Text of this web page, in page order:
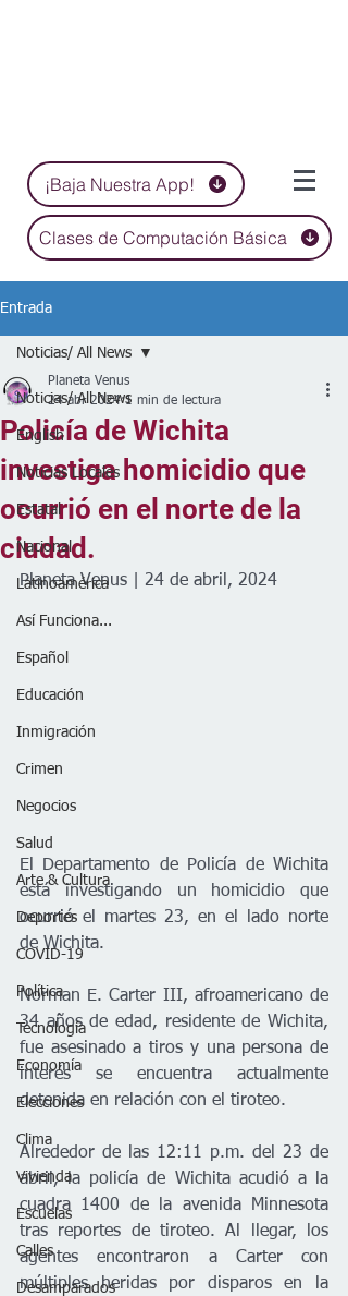
¡Baja Nuestra App!
Clases de Computación Básica
Entrada
Noticias/ All News
English
Noticias Locales
Estatal
Nacional
Latinoamérica
Así Funciona...
Español
Educación
Inmigración
Crimen
Negocios
Salud
Arte & Cultura
Deportes
COVID-19
Política
Tecnología
Economía
Elecciones
Clima
Vivienda
Escuelas
Calles
Desamparados
Noticias/ All News
Policía de Wichita
investiga homicidio que
ocurrió en el norte de la
ciudad.
Planeta Venus
24 abr 2024 1 min de lectura
Planeta Venus | 24 de abril, 2024
El Departamento de Policía de Wichita
está investigando un homicidio que
ocurrió el martes 23, en el lado norte
de Wichita.
Norman E. Carter III, afroamericano de
34 años de edad, residente de Wichita,
fue asesinado a tiros y una persona de
interés se encuentra actualmente
detenida en relación con el tiroteo.
Alrededor de las 12:11 p.m. del 23 de
abril, la policía de Wichita acudió a la
cuadra 1400 de la avenida Minnesota
tras reportes de tiroteo. Al llegar, los
agentes encontraron a Carter con
múltiples heridas por disparos en la